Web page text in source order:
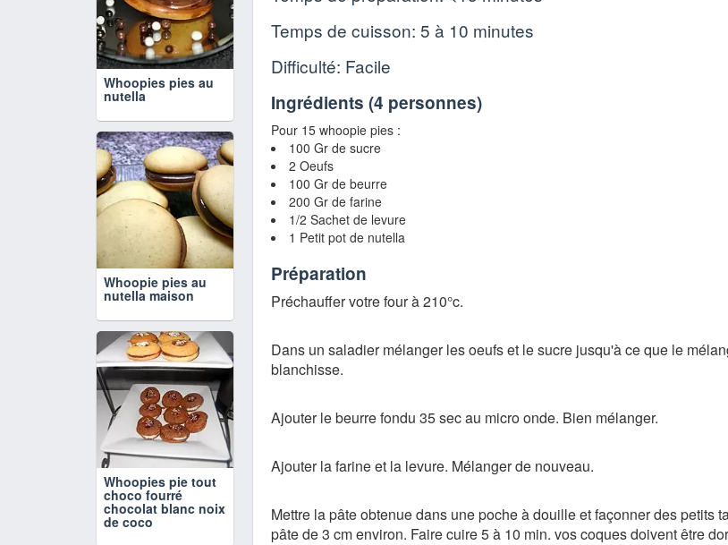
Temps de cuisson: 5 à 10 minutes
Difficulté: Facile
Ingrédients (4 personnes)
Pour 15 whoopie pies :
100 Gr de sucre
2 Oeufs
100 Gr de beurre
200 Gr de farine
1/2 Sachet de levure
1 Petit pot de nutella
Préparation
Préchauffer votre four à 210°c.
Dans un saladier mélanger les oeufs et le sucre jusqu'à ce que le
blanchisse.
Ajouter le beurre fondu 35 sec au micro onde. Bien mélanger.
Ajouter la farine et la levure. Mélanger de nouveau.
Mettre la pâte obtenue dans une poche à douille et façonner des petits
pâte de 3 cm environ. Faire cuire 5 à 10 min. vos coques doivent être
Whoopies pies au
nutella
Whoopie pies au
nutella maison
Whoopies pie tout
choco fourré
chocolat blanc noix
de coco